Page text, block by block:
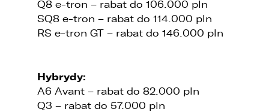
Q8 e-tron – rabat do 106.000 pln
SQ8 e-tron – rabat do 114.000 pln
RS e-tron GT – rabat do 146.000 pln
Hybrydy:
A6 Avant – rabat do 82.000 pln
Q3 – rabat do 57.000 pln
5. 3L.PL. z o.o. ul. Opolska 2c 45-960 Opole.
1. Kontakt z Inspektorem Ochrony Danych -
iod@lellek.com.pl
3. Państwa dane osobowe przetwarzane będą
w celu: